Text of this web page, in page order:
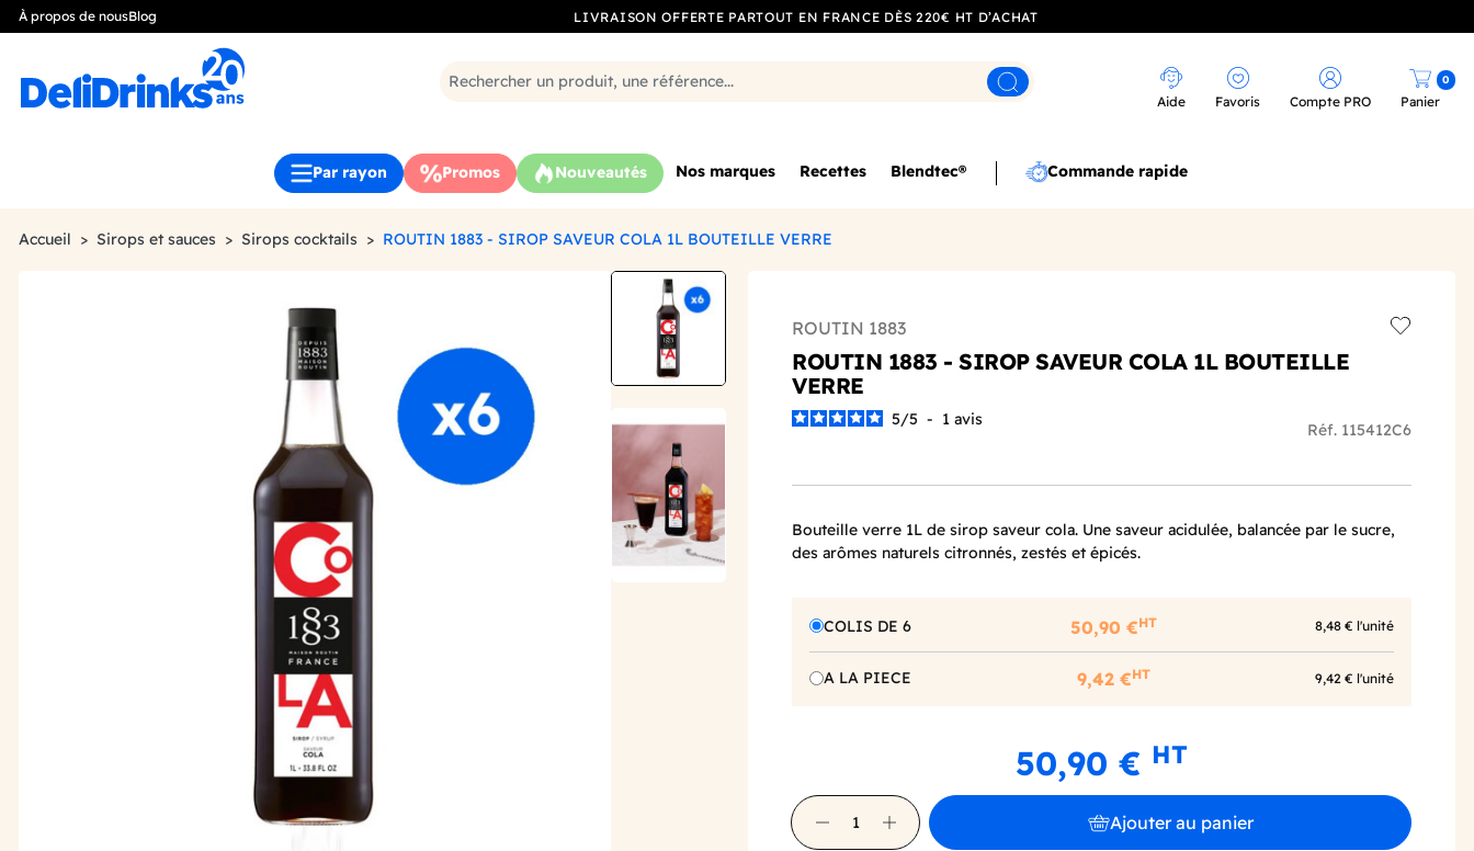
À propos de nousBlog LIVRAISON OFFERTE PARTOUT EN FRANCE DÈS 220€ HT D’ACHAT
Rechercher
Aide Favoris Compte PRO Panier
0
Par rayon Promos Nouveautés Nos marques Recettes Blendtec® Commande rapide
Accueil Sirops et sauces Sirops cocktails ROUTIN 1883 - SIROP SAVEUR COLA 1L BOUTEILLE VERRE
ROUTIN 1883
ROUTIN 1883 - SIROP SAVEUR COLA 1L BOUTEILLE
VERRE
5/5 - 1 avis
Réf. 115412C6
Bouteille verre 1L de sirop saveur cola. Une saveur acidulée, balancée par le sucre,
des arômes naturels citronnés, zestés et épicés.
COLIS DE 6 50,90 €HT 8,48 € l'unité
A LA PIECE 9,42 €HT 9,42 € l'unité
50,90 € HT
Ajouter au panier